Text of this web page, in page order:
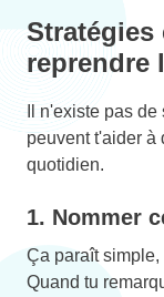
reprendre
Il n'existe pas
peuvent t'aider à
quotidien.
1. Nommer
Ça paraît
Quand tu